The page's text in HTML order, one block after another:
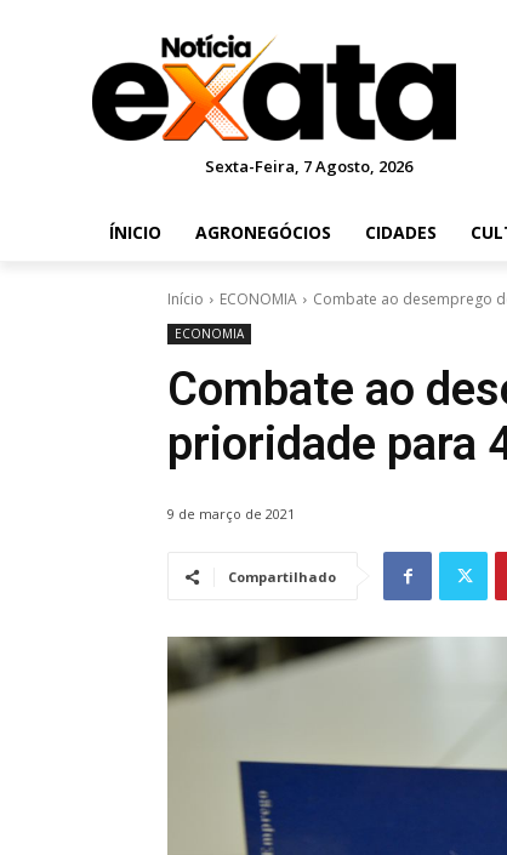
Sexta-Feira, 7 Agosto, 2026
ÍNICIO AGRONEGÓCIOS CIDADES
Início ECONOMIA Combate ao desemprego
ECONOMIA
Combate ao
prioridade para
9 de março de 2021
Compartilhado